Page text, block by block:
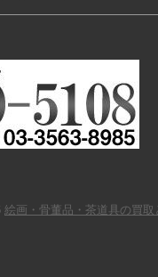
絵画・骨董品・茶道具の買